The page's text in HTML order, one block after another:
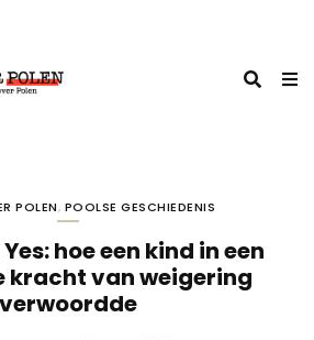
POLEN, POOLSE GESCHIEDENIS
hoe een kind in een
kracht van weigering
verwoordde